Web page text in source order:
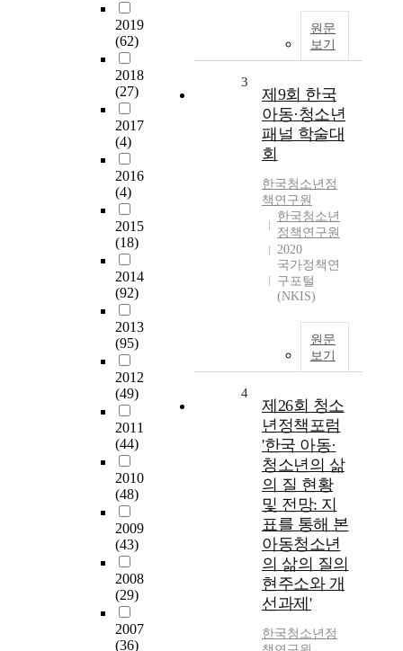
2019
(62)
2018
(27)
2017
(4)
2016
(4)
2015
(18)
2014
(92)
2013
(95)
2012
(49)
2011
(44)
2010
(48)
2009
(43)
2008
(29)
2007
(36)
원문
보기
3
제9회 한국
아동·청소년
패널 학술대
회
한국청소년정
책연구원
한국청소년
정책연구원
2020
국가정책연
구포털
(NKIS)
원문
보기
4
제26회 청소
년정책포럼
'한국 아동·
청소년의 삶
의 질 현황
및 전망: 지
표를 통해 본
아동청소년
의 삶의 질의
현주소와 개
선과제'
한국청소년정